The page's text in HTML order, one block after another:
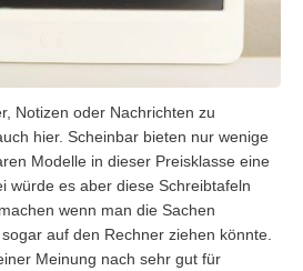
Notizen oder Nachrichten zu
hier. Scheinbar bieten nur wenige
Modelle in dieser Preisklasse eine
würde es aber diese Schreibtafeln
wenn man die Sachen
auf den Rechner ziehen könnte.
Meinung nach sehr gut für